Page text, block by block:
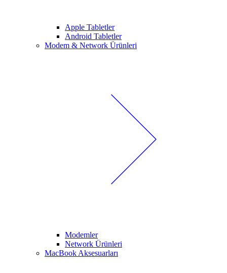
Apple Tabletler
Android Tabletler
Modem & Network Ürünleri
Modemler
Network Ürünleri
MacBook Aksesuarları